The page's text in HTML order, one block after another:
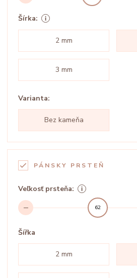
Šírka:
2 mm
3 mm
Varianta:
Bez kameňa
PÁNSKY PRSTEŇ
Veľkosť prsteňa:
62
Šířka
2 mm